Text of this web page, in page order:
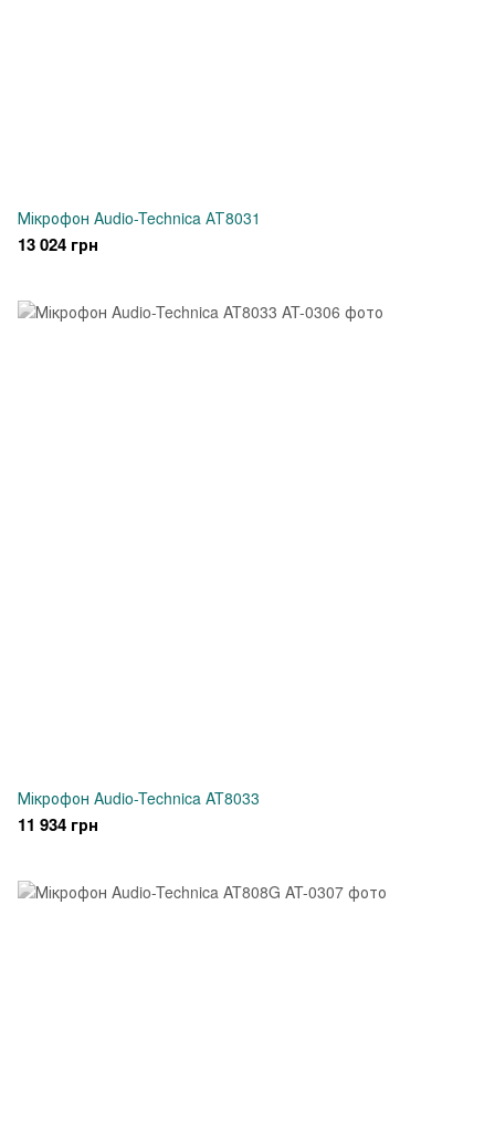
Мікрофон Audio-Technica АТ8031
13 024 грн
Мікрофон Audio-Technica AT8033
11 934 грн